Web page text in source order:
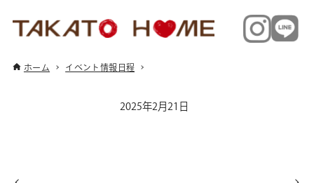
ホーム イベント情報日程
2025年2月21日